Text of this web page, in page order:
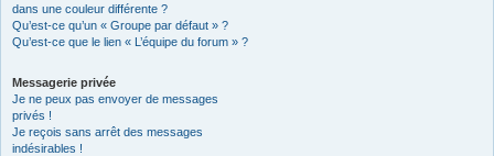
dans une couleur différente ?
Qu’est-ce qu’un « Groupe par défaut » ?
Qu’est-ce que le lien « L’équipe du forum » ?
Messagerie privée
Je ne peux pas envoyer de messages
privés !
Je reçois sans arrêt des messages
indésirables !